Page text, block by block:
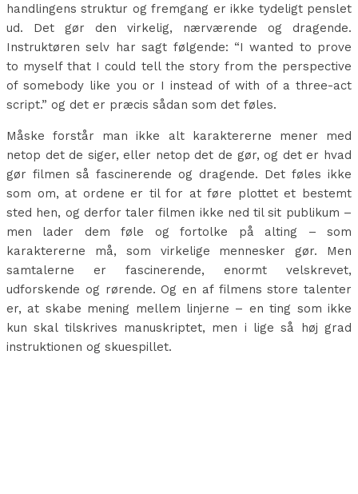
handlingens struktur og fremgang er ikke tydeligt penslet
ud. Det gør den virkelig, nærværende og dragende.
Instruktøren selv har sagt følgende: “I wanted to prove
to myself that I could tell the story from the perspective
of somebody like you or I instead of with of a three-act
script.” og det er præcis sådan som det føles.
Måske forstår man ikke alt karaktererne mener med
netop det de siger, eller netop det de gør, og det er hvad
gør filmen så fascinerende og dragende. Det føles ikke
som om, at ordene er til for at føre plottet et bestemt
sted hen, og derfor taler filmen ikke ned til sit publikum –
men lader dem føle og fortolke på alting – som
karaktererne må, som virkelige mennesker gør. Men
samtalerne er fascinerende, enormt velskrevet,
udforskende og rørende. Og en af filmens store talenter
er, at skabe mening mellem linjerne – en ting som ikke
kun skal tilskrives manuskriptet, men i lige så høj grad
instruktionen og skuespillet.